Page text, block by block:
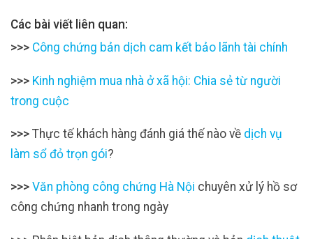
Các bài viết liên quan:
>>> Công chứng bản dịch cam kết bảo lãnh tài chính
>>> Kinh nghiệm mua nhà ở xã hội: Chia sẻ từ người
trong cuộc
>>> Thực tế khách hàng đánh giá thế nào về dịch vụ
làm sổ đỏ trọn gói?
>>> Văn phòng công chứng Hà Nội chuyên xử lý hồ sơ
công chứng nhanh trong ngày